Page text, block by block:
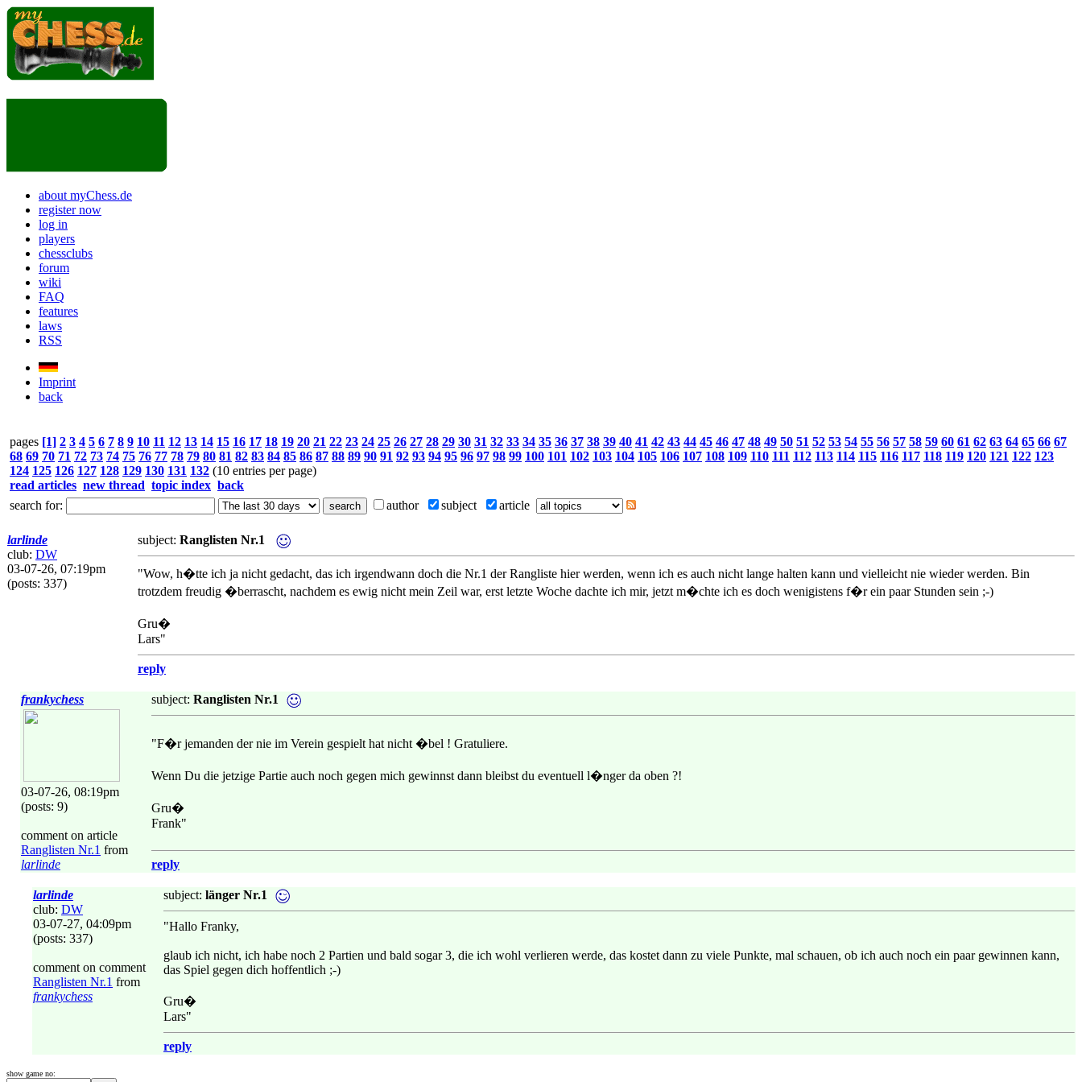
about myChess.de
register now
log in
players
chessclubs
forum
wiki
FAQ
features
laws
RSS
Imprint
back
pages [1] 2 3 4 5 6 7 8 9 10 11 12 13 14 15 16 17 18 19 20 21 22 23 24 25 26 27 28 29 30 31 32 33 34 35 36 37 38 39 40 41 42 43 44 45 46 47 48 49 50 51 52 53 54 55 56 57 58 59 60 61 62 63 64 65 66 67
68 69 70 71 72 73 74 75 76 77 78 79 80 81 82 83 84 85 86 87 88 89 90 91 92 93 94 95 96 97 98 99 100 101 102 103 104 105 106 107 108 109 110 111 112 113 114 115 116 117 118 119 120 121 122 123
124 125 126 127 128 129 130 131 132 (10 entries per page)
read articles new thread topic index back
search for:
author subject article
larlinde
club: DW
03-07-26, 07:19pm
(posts: 337)
subject: Ranglisten Nr.1
"Wow, h�tte ich ja nicht gedacht, das ich irgendwann doch die Nr.1 der Rangliste hier werden, wenn ich es auch nicht lange halten kann und vielleicht nie wieder werden. Bin
trotzdem freudig �berrascht, nachdem es ewig nicht mein Zeil war, erst letzte Woche dachte ich mir, jetzt m�chte ich es doch wenigistens f�r ein paar Stunden sein ;-)
Gru�
Lars"
reply
frankychess
03-07-26, 08:19pm
(posts: 9)
comment on article
Ranglisten Nr.1 from
larlinde
subject: Ranglisten Nr.1
"F�r jemanden der nie im Verein gespielt hat nicht �bel ! Gratuliere.
Wenn Du die jetzige Partie auch noch gegen mich gewinnst dann bleibst du eventuell l�nger da oben ?!
Gru�
Frank"
reply
larlinde
club: DW
03-07-27, 04:09pm
(posts: 337)
comment on comment
Ranglisten Nr.1 from
frankychess
subject: länger Nr.1
"Hallo Franky,
glaub ich nicht, ich habe noch 2 Partien und bald sogar 3, die ich wohl verlieren werde, das kostet dann zu viele Punkte, mal schauen, ob ich auch noch ein paar gewinnen kann,
das Spiel gegen dich hoffentlich ;-)
Gru�
Lars"
reply
show game no: